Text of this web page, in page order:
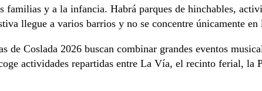
y a la infancia. Habrá parques de hinchables,
llegue a varios barrios y no se concentre únicamente
de Coslada 2026 buscan combinar grandes eventos
actividades repartidas entre La Vía, el recinto ferial, la